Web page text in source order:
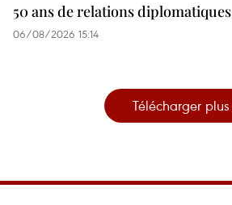
50 ans de relations diplomatiques
06/08/2026 15:14
Télécharger plus